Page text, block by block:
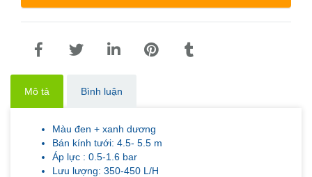
Mô tả Bình luận
Màu đen + xanh dương
Bán kính tưới: 4.5- 5.5 m
Áp lực : 0.5-1.6 bar
Lưu lượng: 350-450 L/H